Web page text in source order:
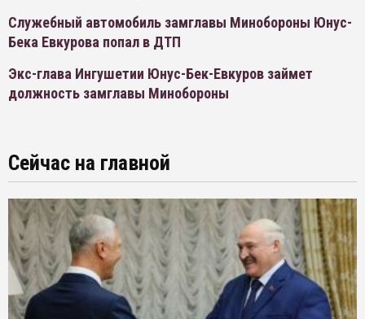
Служебный автомобиль замглавы Минобороны Юнус-
Бека Евкурова попал в ДТП
Экс-глава Ингушетии Юнус-Бек-Евкуров займет
должность замглавы Минобороны
Сейчас на главной